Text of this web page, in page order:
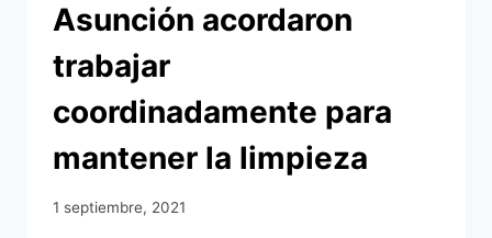
Asunción acordaron
trabajar
coordinadamente para
mantener la limpieza
1 septiembre, 2021